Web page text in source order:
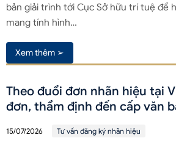
bản giải trình tới Cục Sở hữu trí tuệ để
mang tính hình…
Xem thêm ➢
Theo đuổi đơn nhãn hiệu tại
đơn, thẩm định đến cấp văn
15/07/2026 Tư vấn đăng ký nhãn hiệu